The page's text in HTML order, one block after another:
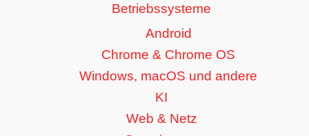
Betriebssysteme
Android
Chrome & Chrome OS
Windows, macOS und andere
KI
Web & Netz